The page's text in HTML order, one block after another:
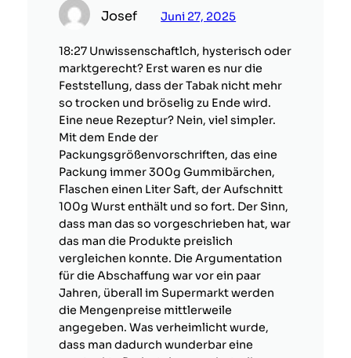
Josef Juni 27, 2025
18:27 Unwissenschaftlch, hysterisch oder
marktgerecht? Erst waren es nur die
Feststellung, dass der Tabak nicht mehr
so trocken und bröselig zu Ende wird.
Eine neue Rezeptur? Nein, viel simpler.
Mit dem Ende der
Packungsgrößenvorschriften, das eine
Packung immer 300g Gummibärchen,
Flaschen einen Liter Saft, der Aufschnitt
100g Wurst enthält und so fort. Der Sinn,
dass man das so vorgeschrieben hat, war
das man die Produkte preislich
vergleichen konnte. Die Argumentation
für die Abschaffung war vor ein paar
Jahren, überall im Supermarkt werden
die Mengenpreise mittlerweile
angegeben. Was verheimlicht wurde,
dass man dadurch wunderbar eine